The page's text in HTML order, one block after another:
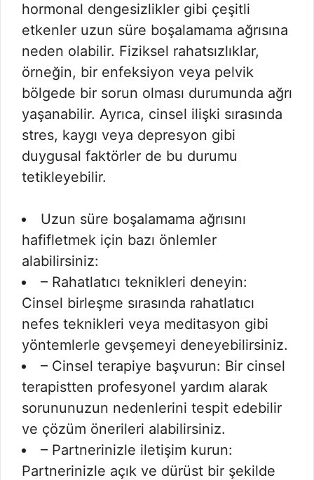
hormonal dengesizlikler gibi çeşitli
etkenler uzun süre boşalamama ağrısına
neden olabilir. Fiziksel rahatsızlıklar,
örneğin, bir enfeksiyon veya pelvik
bölgede bir sorun olması durumunda ağrı
yaşanabilir. Ayrıca, cinsel ilişki sırasında
stres, kaygı veya depresyon gibi
duygusal faktörler de bu durumu
tetikleyebilir.
Uzun süre boşalamama ağrısını
hafifletmek için bazı önlemler
alabilirsiniz:
– Rahatlatıcı teknikleri deneyin:
Cinsel birleşme sırasında rahatlatıcı
nefes teknikleri veya meditasyon gibi
yöntemlerle gevşemeyi deneyebilirsiniz.
– Cinsel terapiye başvurun: Bir cinsel
terapistten profesyonel yardım alarak
sorununuzun nedenlerini tespit edebilir
ve çözüm önerileri alabilirsiniz.
– Partnerinizle iletişim kurun:
Partnerinizle açık ve dürüst bir şekilde